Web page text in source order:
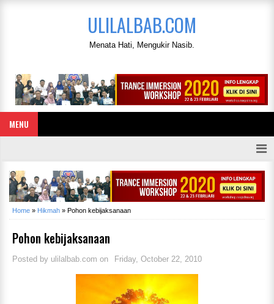
ULILALBAB.COM
Menata Hati, Mengukir Nasib.
MENU
Home » Hikmah » Pohon kebijaksanaan
Pohon kebijaksanaan
Posted by ulilalbab.com on Friday, October 22, 2010